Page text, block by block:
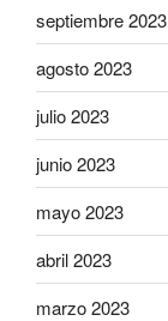
septiembre 2023
agosto 2023
julio 2023
junio 2023
mayo 2023
abril 2023
marzo 2023